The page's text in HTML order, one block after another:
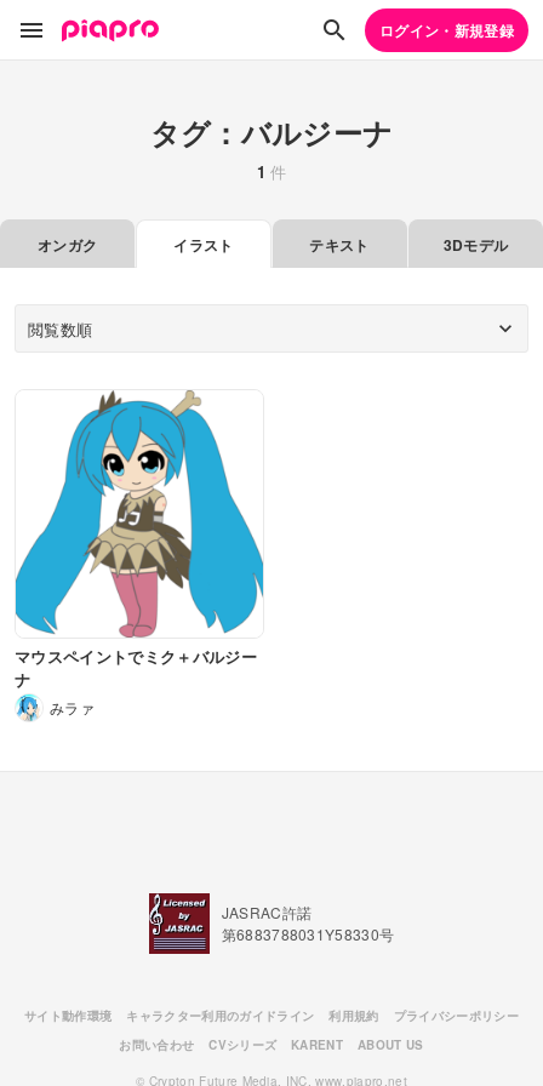
ログイン・新規登録
タグ：バルジーナ
1 件
オンガク イラスト テキスト 3Dモデル
閲覧数順
マウスペイントでミク＋バルジー
ナ
みラァ
JASRAC許諾
第6883788031Y58330号
サイト動作環境 キャラクター利用のガイドライン 利用規約
プライバシーポリシー
お問い合わせ
CVシリーズ KARENT ABOUT US
© Crypton Future Media, INC. www.piapro.net